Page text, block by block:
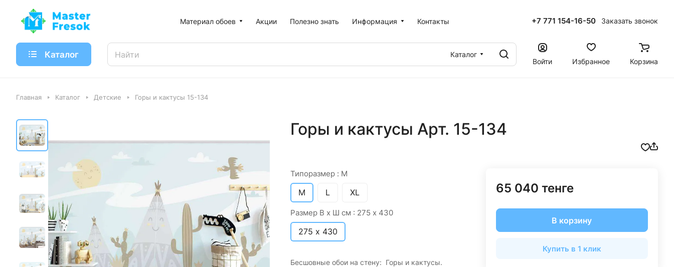
Материал обоев Акции Полезно знать Информация Контакты +7 771 154-16-50 Заказать звонок
Каталог
Каталог
Войти
Избранное Корзина
Главная Каталог Детские Горы и кактусы 15-134
Горы и кактусы Арт. 15-134
Типоразмер : M
M L XL
Размер В х Ш см : 275 х 430
275 х 430
Бесшовные обои на стену: Горы и кактусы.
65 040 тенге
В корзину
Купить в 1 клик